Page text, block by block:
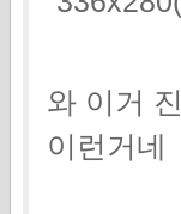
와 이거
이런거네